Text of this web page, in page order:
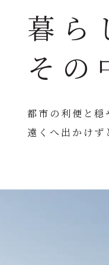
暮ら
その
都市の利便と穏
遠くへ出かけず